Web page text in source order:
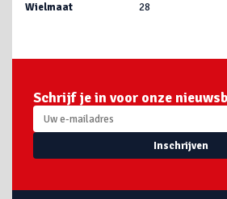
Wielmaat
28
Schrijf je in voor onze
Inschrijven